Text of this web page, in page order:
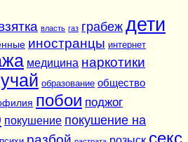
власть газ грабеж дети
иностранцы интернет
медицина наркотики
образование общество
побои поджог
покушение покушение на
секс